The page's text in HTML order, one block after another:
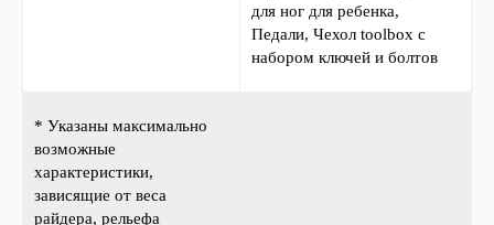
для ног для ребенка,
Педали, Чехол toolbox с
набором ключей и болтов
* Указаны максимально
возможные
характеристики,
зависящие от веса
райдера, рельефа